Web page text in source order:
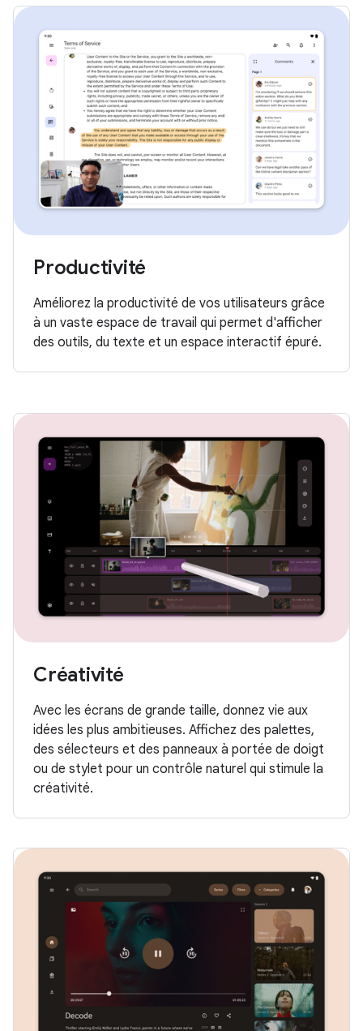
Productivité
Améliorez la productivité de vos utilisateurs grâce
à un vaste espace de travail qui permet d'afficher
des outils, du texte et un espace interactif épuré.
Créativité
Avec les écrans de grande taille, donnez vie aux
idées les plus ambitieuses. Affichez des palettes,
des sélecteurs et des panneaux à portée de doigt
ou de stylet pour un contrôle naturel qui stimule la
créativité.